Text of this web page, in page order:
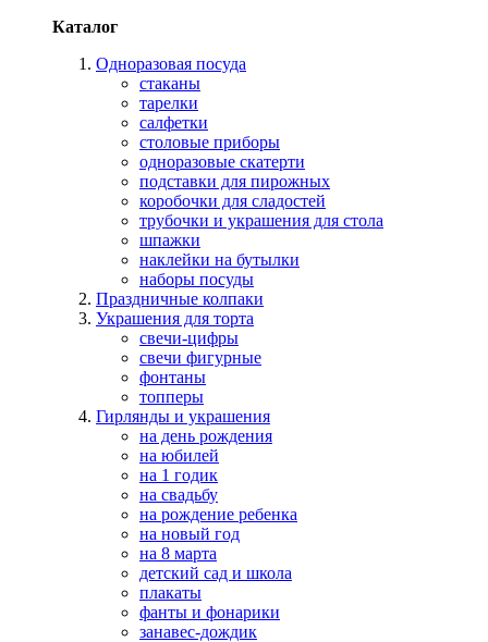
Каталог
Одноразовая посуда
стаканы
тарелки
салфетки
столовые приборы
одноразовые скатерти
подставки для пирожных
коробочки для сладостей
трубочки и украшения для стола
шпажки
наклейки на бутылки
наборы посуды
Праздничные колпаки
Украшения для торта
свечи-цифры
свечи фигурные
фонтаны
топперы
Гирлянды и украшения
на день рождения
на юбилей
на 1 годик
на свадьбу
на рождение ребенка
на новый год
на 8 марта
детский сад и школа
плакаты
фанты и фонарики
занавес-дождик